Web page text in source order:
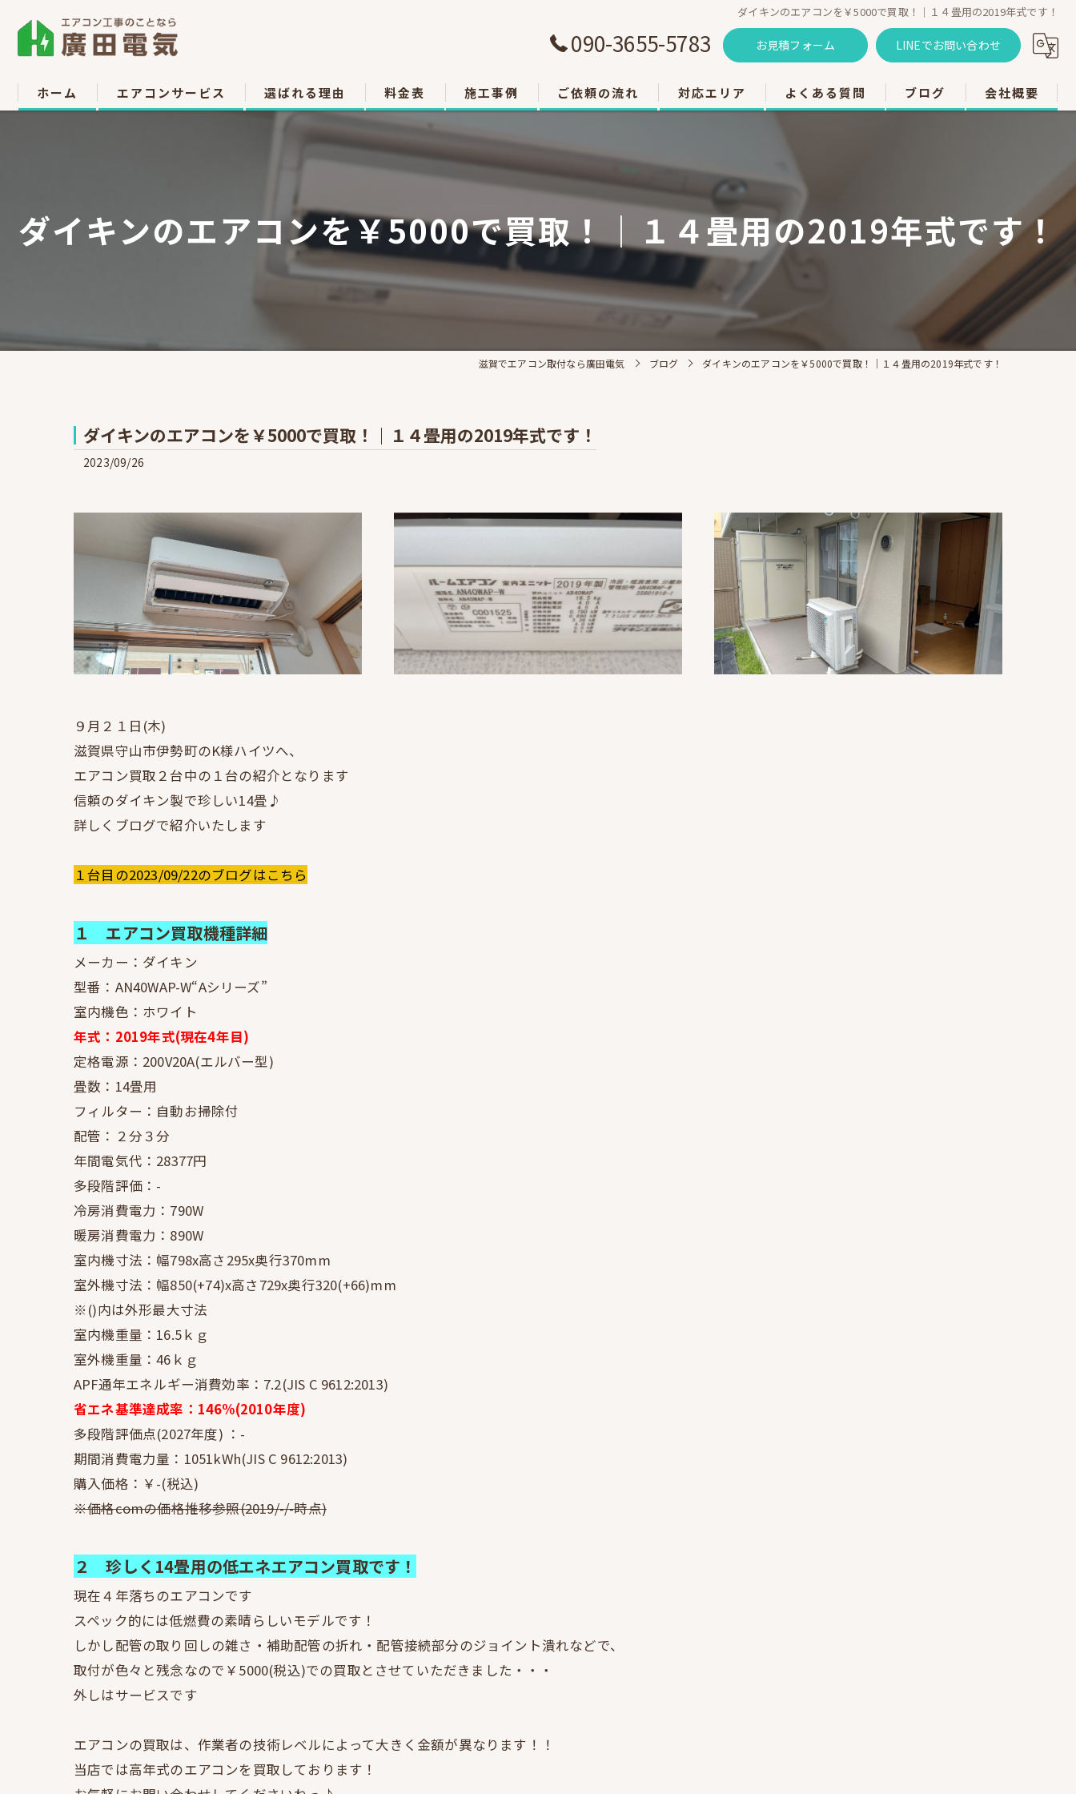
ダイキンのエアコンを￥5000で買取！｜１４畳用の2019年式です！
090-3655-5783 お見積フォーム LINEでお問い合わせ
ホーム エアコンサービス
エアコン移設
選ばれる理由
お客様の声
料金表 施工事例 ご依頼の流れ 対応エリア
草津市のエアコン工事
栗東市のエアコン工事
東近江市のエアコン工事
甲賀市のエアコン工事
よくある質問 ブログ 会社概要
ダイキンのエアコンを￥5000で買取！｜１４畳用の2019年式です！
滋賀でエアコン取付なら廣田電気 ブログ ダイキンのエアコンを￥5000で買取！｜１４畳用の2019年式です！
ダイキンのエアコンを￥5000で買取！｜１４畳用の2019年式です！
2023/09/26
９月２１日(木)
滋賀県守山市伊勢町のK様ハイツへ、
エアコン買取２台中の１台の紹介となります
信頼のダイキン製で珍しい14畳♪
詳しくブログで紹介いたします
１台目の2023/09/22のブログはこちら
１ エアコン買取機種詳細
メーカー：ダイキン
型番：AN40WAP-W“Aシリーズ”
室内機色：ホワイト
年式：2019年式(現在4年目)
定格電源：200V20A(エルバー型)
畳数：14畳用
フィルター：自動お掃除付
配管：２分３分
年間電気代：28377円
多段階評価：-
冷房消費電力：790W
暖房消費電力：890W
室内機寸法：幅798x高さ295x奥行370mm
室外機寸法：幅850(+74)x高さ729x奥行320(+66)mm
※()内は外形最大寸法
室内機重量：16.5ｋｇ
室外機重量：46ｋｇ
APF通年エネルギー消費効率：7.2(JIS C 9612:2013)
省エネ基準達成率：146%(2010年度)
多段階評価点(2027年度) ：-
期間消費電力量：1051kWh(JIS C 9612:2013)
購入価格：￥-(税込)
※価格comの価格推移参照(2019/-/-時点)
２ 珍しく14畳用の低エネエアコン買取です！
現在４年落ちのエアコンです
スペック的には低燃費の素晴らしいモデルです！
しかし配管の取り回しの雑さ・補助配管の折れ・配管接続部分のジョイント潰れなどで、
取付が色々と残念なので￥5000(税込)での買取とさせていただきました・・・
外しはサービスです
エアコンの買取は、作業者の技術レベルによって大きく金額が異なります！！
当店では高年式のエアコンを買取しております！